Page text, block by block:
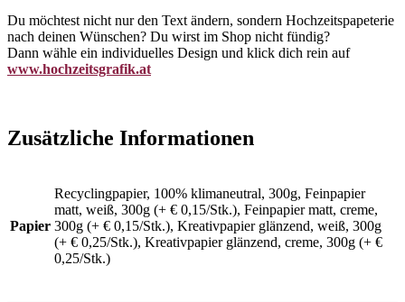
Du möchtest nicht nur den Text ändern, sondern Hochzeitspapeterie
nach deinen Wünschen? Du wirst im Shop nicht fündig?
Dann wähle ein individuelles Design und klick dich rein auf
www.hochzeitsgrafik.at
Zusätzliche Informationen
Papier
Recyclingpapier, 100% klimaneutral, 300g, Feinpapier
matt, weiß, 300g (+ € 0,15/Stk.), Feinpapier matt, creme,
300g (+ € 0,15/Stk.), Kreativpapier glänzend, weiß, 300g
(+ € 0,25/Stk.), Kreativpapier glänzend, creme, 300g (+ €
0,25/Stk.)